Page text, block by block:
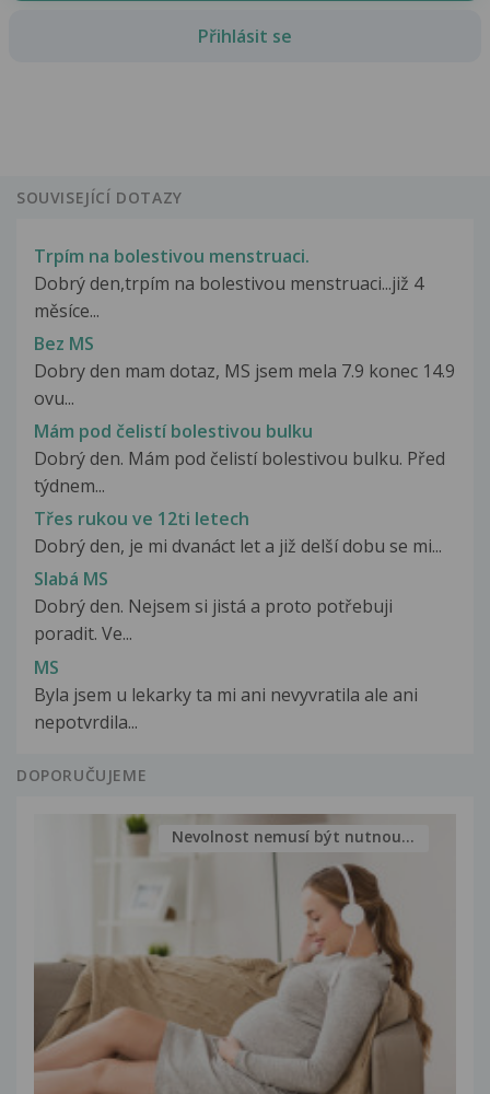
Přihlásit se
SOUVISEJÍCÍ DOTAZY
Trpím na bolestivou menstruaci.
Dobrý den,trpím na bolestivou menstruaci...již 4
měsíce...
Bez MS
Dobry den mam dotaz, MS jsem mela 7.9 konec 14.9
ovu...
Mám pod čelistí bolestivou bulku
Dobrý den. Mám pod čelistí bolestivou bulku. Před
týdnem...
Třes rukou ve 12ti letech
Dobrý den, je mi dvanáct let a již delší dobu se mi...
Slabá MS
Dobrý den. Nejsem si jistá a proto potřebuji
poradit. Ve...
MS
Byla jsem u lekarky ta mi ani nevyvratila ale ani
nepotvrdila...
DOPORUČUJEME
Nevolnost nemusí být nutnou...